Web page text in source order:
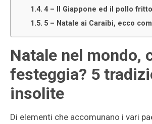
4 – Il Giappone ed il pollo
5 – Natale ai Caraibi, ecco
Natale nel mondo,
festeggia? 5
insolite
Di elementi che accomunano i vari